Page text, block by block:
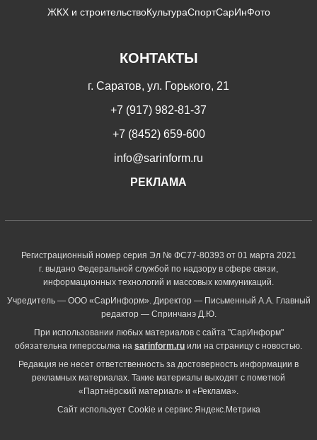
ЖКХ и строительствоКультураСпортСарИнФото
КОНТАКТЫ
г. Саратов, ул. Горького, 21
+7 (917) 982-81-37
+7 (8452) 659-600
info@sarinform.ru
РЕКЛАМА
Регистрационный номер серия Эл № ФС77-80393 от 01 марта 2021
г. выдано Федеральной службой по надзору в сфере связи,
информационных технологий и массовых коммуникаций.
Учредитель — ООО «СарИнформ». Директор — Письменный А.А. Главный
редактор — Спринчанэ Д.Ю.
При использовании любых материалов с сайта "СарИнформ"
обязательна гиперссылка на sarinform.ru или на страницу с новостью.
Редакция не несет ответственность за достоверность информации в
рекламных материалах. Такие материалы выходят с пометкой
«Партнёрский материал» и «Реклама».
Сайт использует Cookie и сервиc Яндекс.Метрика